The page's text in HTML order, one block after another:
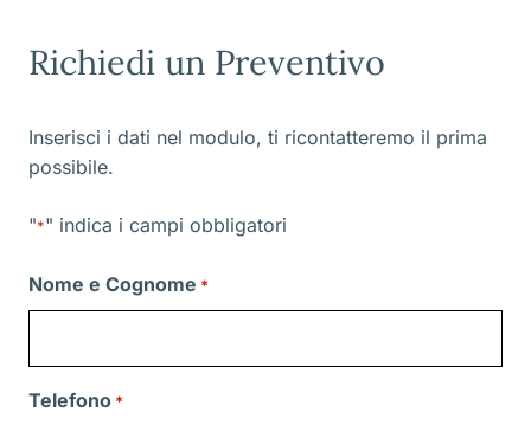
Richiedi un Preventivo
Inserisci i dati nel modulo, ti ricontatteremo il prima
possibile.
"*" indica i campi obbligatori
Nome e Cognome *
Telefono *